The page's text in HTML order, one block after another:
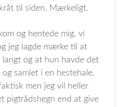
til siden. Mærkeligt.
og hentede mig, vi
jeg lagde mærke til at
langt og at hun havde det
samlet i en hestehale.
men jeg vil heller
pigtrådshegn end at give